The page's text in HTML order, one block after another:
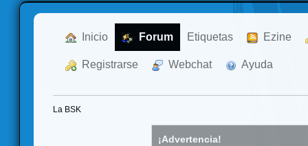
Inicio Forum Etiquetas Ezine
Registrarse Webchat Ayuda
La BSK
¡Advertencia!